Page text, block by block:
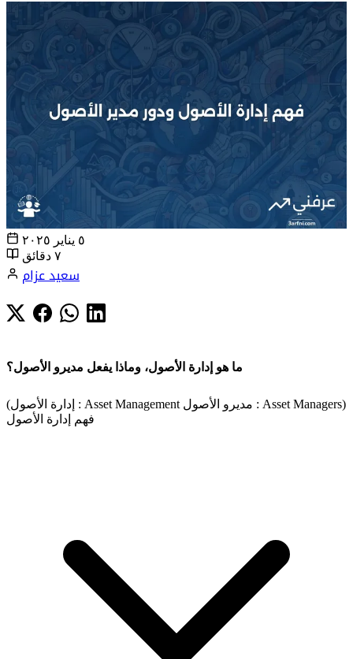
٥ يناير ٢٠٢٥
٧ دقائق
سعيد عزام
ما هو إدارة الأصول، وماذا يفعل مديرو الأصول؟
(إدارة الأصول : Asset Management مديرو الأصول : Asset Managers)
فهم إدارة الأصول